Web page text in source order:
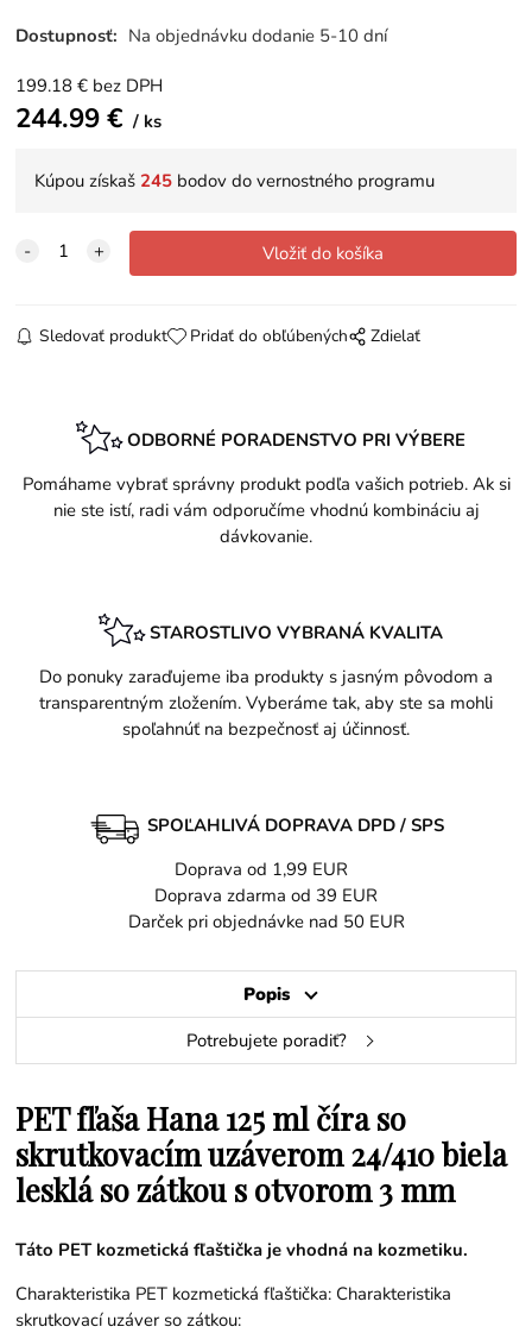
Dostupnosť: Na objednávku dodanie 5-10 dní
199.18 € bez DPH
244.99€ ks
Kúpou získaš 245 bodov do vernostného programu
Sledovať produkt Pridať do obľúbených Zdielať
ODBORNÉ PORADENSTVO PRI VÝBERE
Pomáhame vybrať správny produkt podľa vašich potrieb. Ak si
nie ste istí, radi vám odporučíme vhodnú kombináciu aj
dávkovanie.
STAROSTLIVO VYBRANÁ KVALITA
Do ponuky zaraďujeme iba produkty s jasným pôvodom a
transparentným zložením. Vyberáme tak, aby ste sa mohli
spoľahnúť na bezpečnosť aj účinnosť.
SPOĽAHLIVÁ DOPRAVA DPD / SPS
Doprava od 1,99 EUR
Doprava zdarma od 39 EUR
Darček pri objednávke nad 50 EUR
Popis
Potrebujete poradiť?
PET fľaša Hana 125 ml číra so
skrutkovacím uzáverom 24/410 biela
lesklá so zátkou s otvorom 3 mm
Táto PET kozmetická fľaštička je vhodná na kozmetiku.
Charakteristika PET kozmetická fľaštička: Charakteristika
skrutkovací uzáver so zátkou: